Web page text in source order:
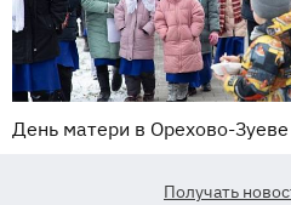
День матери в Орехово-Зуеве
Получать